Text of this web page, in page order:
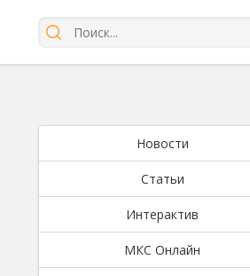
Новости
Статьи
Интерактив
МКС Онлайн